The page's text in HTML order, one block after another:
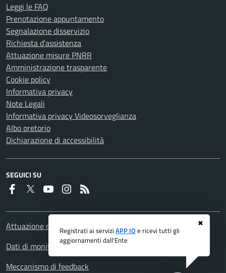
✖
Registrati ai serviziAPP IO e ricevi tutti gli
aggiornamenti dall'Ente
Leggi le FAQ
Prenotazione appuntamento
Segnalazione disservizio
Richiesta d'assistenza
Attuazione misure PNRR
Amministrazione trasparente
Cookie policy
Informativa privacy
Note Legali
Informativa privacy Videosorveglianza
Albo pretorio
Dichiarazione di accessibilità
SEGUICI SU
Faceboook
Twitter YoutubeInstagram
Attuazione misure PNRR
Dati di monitoraggio
Meccanismo di feedback